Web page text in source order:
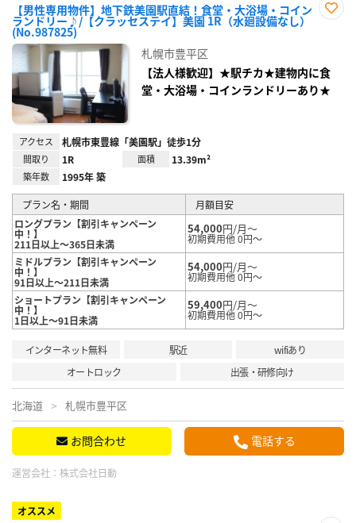
【男性専用物件】地下鉄美園駅直結！食堂・大浴場・コイン
ランドリー♪/【クラッセステイ】美園 1R（水廻設備なし）
(No.987825)
札幌市豊平区
【法人様歓迎】★駅チカ★建物内に食
堂・大浴場・コインランドリーあり★
アクセス 札幌市東豊線「美園駅」徒歩1分
間取り 1R 面積 13.39m²
築年数 1995年 築
プラン名・期間
月額目安
ロングプラン【割引キャンペーン
中！】
211日以上～365日未満
54,000円/月～
初期費用他 0円～
ミドルプラン【割引キャンペーン
中！】
91日以上～211日未満
54,000円/月～
初期費用他 0円～
ショートプラン【割引キャンペーン
中！】
1日以上～91日未満
59,400円/月～
初期費用他 0円～
インターネット無料 駅近
wifiあり
オートロック
出張・研修向け
北海道 札幌市豊平区
お問合わせ 電話する
運営会社： 株式会社日動
オススメ